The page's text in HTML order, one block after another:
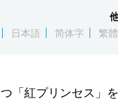
日本語 简体字 繁
「紅プリンセス」